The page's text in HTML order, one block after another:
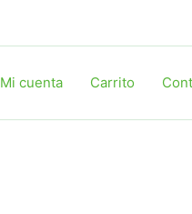
Mi cuenta Carrito